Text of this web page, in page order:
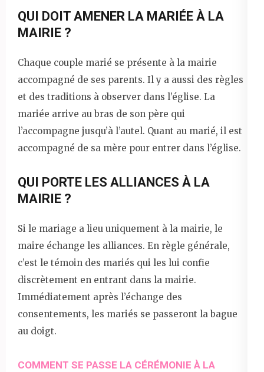
QUI DOIT AMENER LA MARIÉE À LA
MAIRIE ?
Chaque couple marié se présente à la mairie
accompagné de ses parents. Il y a aussi des règles
et des traditions à observer dans l’église. La
mariée arrive au bras de son père qui
l’accompagne jusqu’à l’autel. Quant au marié, il est
accompagné de sa mère pour entrer dans l’église.
QUI PORTE LES ALLIANCES À LA
MAIRIE ?
Si le mariage a lieu uniquement à la mairie, le
maire échange les alliances. En règle générale,
c’est le témoin des mariés qui les lui confie
discrètement en entrant dans la mairie.
Immédiatement après l’échange des
consentements, les mariés se passeront la bague
au doigt.
COMMENT SE PASSE LA CÉRÉMONIE À LA